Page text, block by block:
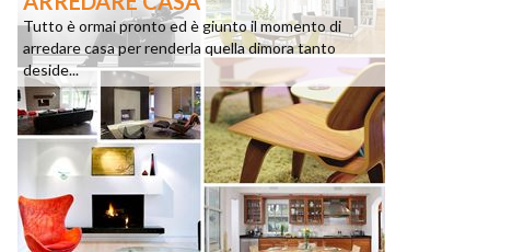
Tutto è ormai pronto ed è giunto il momento di
arredare casa per renderla quella dimora tanto
deside...